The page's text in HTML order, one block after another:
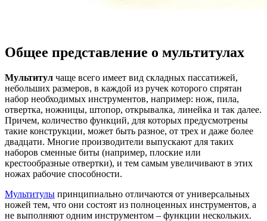
Общее представление о мультитулах
Мультитул чаще всего имеет вид складных пассатижей,
небольших размеров, в каждой из ручек которого спрятан
набор необходимых инструментов, например: нож, пила,
отвертка, ножницы, штопор, открывалка, линейка и так далее.
Причем, количество функций, для которых предусмотрены
такие конструкции, может быть разное, от трех и даже более
двадцати. Многие производители выпускают для таких
наборов сменные биты (например, плоские или
крестообразные отвертки), и тем самым увеличивают в этих
ножах рабочие способности.
Мультитулы принципиально отличаются от универсальных
ножей тем, что они состоят из полноценных инструментов, а
не выполняют одним инструментом – функции нескольких.